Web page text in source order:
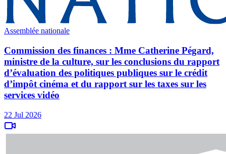
Assemblée nationale
Commission des finances : Mme Catherine Pégard,
ministre de la culture, sur les conclusions du rapport
d’évaluation des politiques publiques sur le crédit
d’impôt cinéma et du rapport sur les taxes sur les
services vidéo
22 Jul 2026